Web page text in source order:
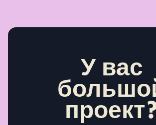
У вас